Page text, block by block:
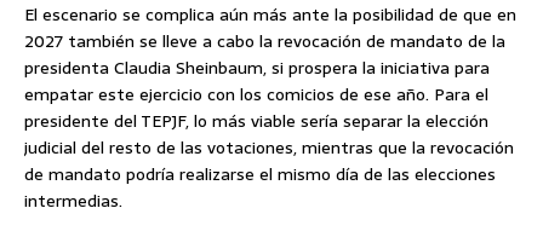
El escenario se complica aún más ante la posibilidad de que en
2027 también se lleve a cabo la revocación de mandato de la
presidenta Claudia Sheinbaum, si prospera la iniciativa para
empatar este ejercicio con los comicios de ese año. Para el
presidente del TEPJF, lo más viable sería separar la elección
judicial del resto de las votaciones, mientras que la revocación
de mandato podría realizarse el mismo día de las elecciones
intermedias.